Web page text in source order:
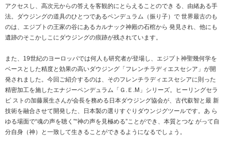
アクセスし、高次元からの答えを客観的にとらえることのでき る、由緒ある手
法。ダウジングの道具のひとつであるペンデュラム（振り子）で 世界最古のも
のは、エジプトの王家の谷にあるカルナック神殿の石棺から 発見され、他にも
遺跡のそこかしこにダウジングの痕跡が残されています。
また、19世紀のヨーロッパでは何人も研究者が登場し、エジプト神聖幾何学を
ベースとした精度と効果の高いダウジング「フレンチラディエスセシア」が開
発されました。今回ご紹介するのは、そのフレンチラディエスセシアに則った
精密加工を施したエナジーペンデュラム「Ｇ.Ｅ.M」シリーズ。ヒーリングセラ
ピ ストの加藤展生さんが会長を務める日本ダウジング協会が、古代叡智と最 新
技術を融合させて開発した、日本製の選りすぐりダウンジグツールです。あ ら
ゆる場面で“魂の声を聴く”“神の声を見極める”ことができ、本質とつな がって自
分自身（神）と一致して生きることができるようになるでしょう。